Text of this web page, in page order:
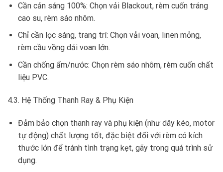
Cần cản sáng 100%: Chọn vải Blackout, rèm cuốn tráng
cao su, rèm sáo nhôm.
Chỉ cần lọc sáng, trang trí: Chọn vải voan, linen mỏng,
rèm cầu vồng dải voan lớn.
Cần chống ẩm/nước: Chọn rèm sáo nhôm, rèm cuốn chất
liệu PVC.
4.3. Hệ Thống Thanh Ray & Phụ Kiện
Đảm bảo chọn thanh ray và phụ kiện (như dây kéo, motor
tự động) chất lượng tốt, đặc biệt đối với rèm có kích
thước lớn để tránh tình trạng kẹt, gãy trong quá trình sử
dụng.